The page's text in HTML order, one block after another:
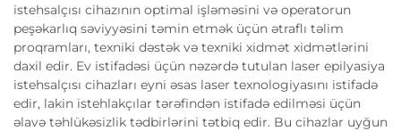
istehsalçısı cihazının optimal işləməsini və operatorun
peşəkarlıq səviyyəsini təmin etmək üçün ətraflı təlim
proqramları, texniki dəstək və texniki xidmət xidmətlərini
daxil edir. Ev istifadəsi üçün nəzərdə tutulan laser epilyasiya
istehsalçısı cihazları eyni əsas laser texnologiyasını istifadə
edir, lakin istehlakçılar tərəfindən istifadə edilməsi üçün
əlavə təhlükəsizlik tədbirlərini tətbiq edir. Bu cihazlar uyğun